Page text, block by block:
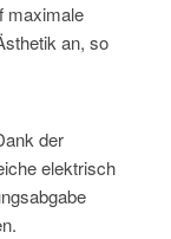
maximale
an, so
der
elektrisch